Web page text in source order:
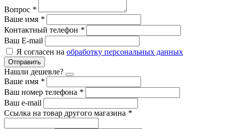
Вопрос *
Ваше имя *
Контактный телефон *
Ваш E-mail
Я согласен на обработку персональных данных
Отправить
Нашли дешевле?
Ваше имя *
Ваш номер телефона *
Ваш e-mail
Ссылка на товар другого магазина *